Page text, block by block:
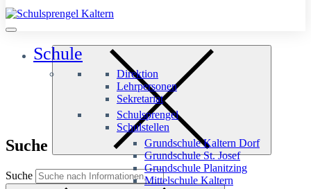
Schule
Direktion
Lehrpersonen
Sekretariat
Schulsprengel
Schulstellen
Grundschule Kaltern Dorf
Grundschule St. Josef
Grundschule Planitzing
Mittelschule Kaltern
Suche
Suche